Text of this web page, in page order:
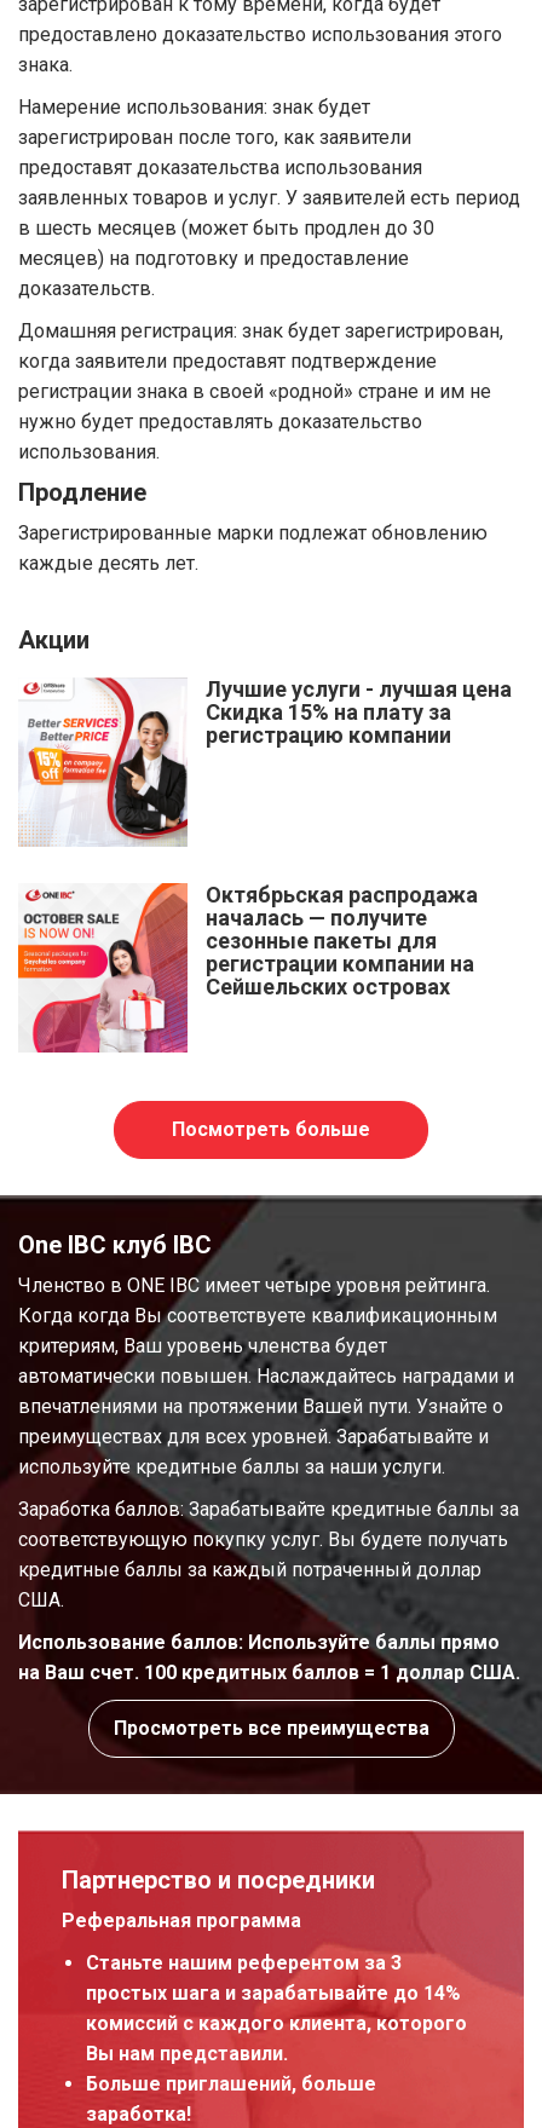
предоставлено доказательство использования этого
знака.
Намерение использования: знак будет
зарегистрирован после того, как заявители
предоставят доказательства использования
заявленных товаров и услуг. У заявителей есть период
в шесть месяцев (может быть продлен до 30
месяцев) на подготовку и предоставление
доказательств.
Домашняя регистрация: знак будет зарегистрирован,
когда заявители предоставят подтверждение
регистрации знака в своей «родной» стране и им не
нужно будет предоставлять доказательство
использования.
Продление
Зарегистрированные марки подлежат обновлению
каждые десять лет.
Акции
Лучшие услуги - лучшая цена
Скидка 15% на плату за
регистрацию компании
Октябрьская распродажа
началась — получите
сезонные пакеты для
регистрации компании на
Сейшельских островах
Посмотреть больше
One IBC клуб IBC
Членство в ONE IBC имеет четыре уровня рейтинга.
Когда когда Вы соответствуете квалификационным
критериям, Ваш уровень членства будет
автоматически повышен. Наслаждайтесь наградами и
впечатлениями на протяжении Вашей пути. Узнайте о
преимуществах для всех уровней. Зарабатывайте и
используйте кредитные баллы за наши услуги.
Заработка баллов: Зарабатывайте кредитные баллы за
соответствующую покупку услуг. Вы будете получать
кредитные баллы за каждый потраченный доллар
США.
Использование баллов: Используйте баллы прямо
на Ваш счет. 100 кредитных баллов = 1 доллар США.
Просмотреть все преимущества
Партнерство и посредники
Реферальная программа
Станьте нашим референтом за 3
простых шага и зарабатывайте до 14%
комиссий с каждого клиента, которого
Вы нам представили.
Больше приглашений, больше
заработка!